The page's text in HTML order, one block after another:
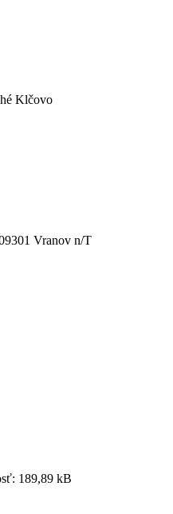
Klčovo
Vranov n/T
189,89 kB